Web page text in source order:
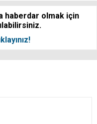
haberdar olmak için